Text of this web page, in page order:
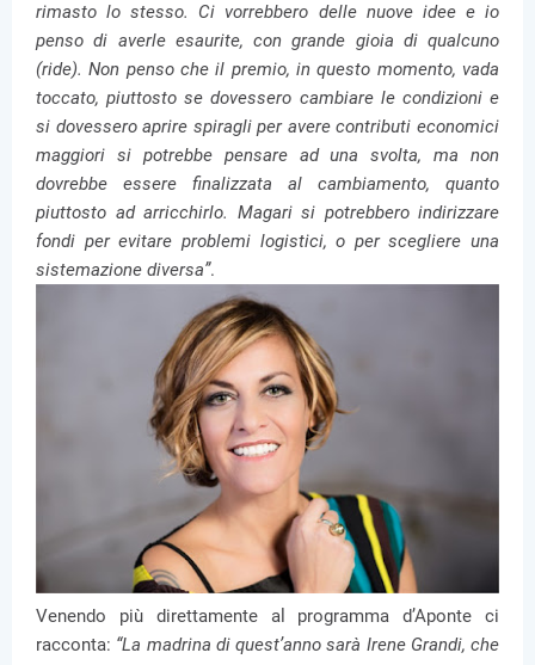
rimasto lo stesso. Ci vorrebbero delle nuove idee e io
penso di averle esaurite, con grande gioia di qualcuno
(ride). Non penso che il premio, in questo momento, vada
toccato, piuttosto se dovessero cambiare le condizioni e
si dovessero aprire spiragli per avere contributi economici
maggiori si potrebbe pensare ad una svolta, ma non
dovrebbe essere finalizzata al cambiamento, quanto
piuttosto ad arricchirlo. Magari si potrebbero indirizzare
fondi per evitare problemi logistici, o per scegliere una
sistemazione diversa”.
Venendo più direttamente al programma d’Aponte ci
racconta: “La madrina di quest’anno sarà Irene Grandi, che